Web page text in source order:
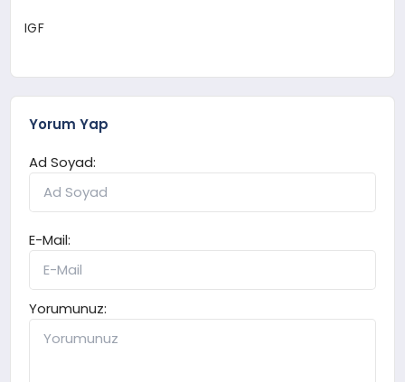
IGF
Yorum Yap
Ad Soyad:
E-Mail:
Yorumunuz: